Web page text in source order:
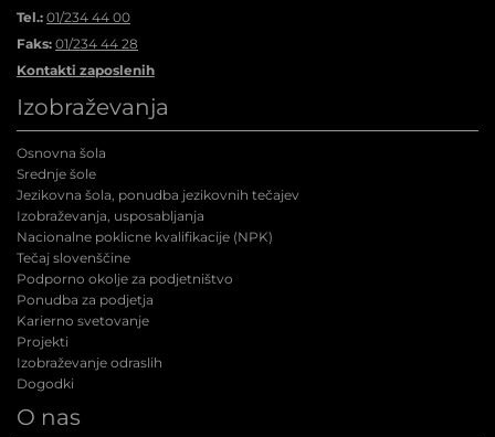
Tel.: 01/234 44 00
Faks: 01/234 44 28
Kontakti zaposlenih
Izobraževanja
Osnovna šola
Srednje šole
Jezikovna šola, ponudba jezikovnih tečajev
Izobraževanja, usposabljanja
Nacionalne poklicne kvalifikacije (NPK)
Tečaj slovenščine
Podporno okolje za podjetništvo
Ponudba za podjetja
Karierno svetovanje
Projekti
Izobraževanje odraslih
Dogodki
O nas